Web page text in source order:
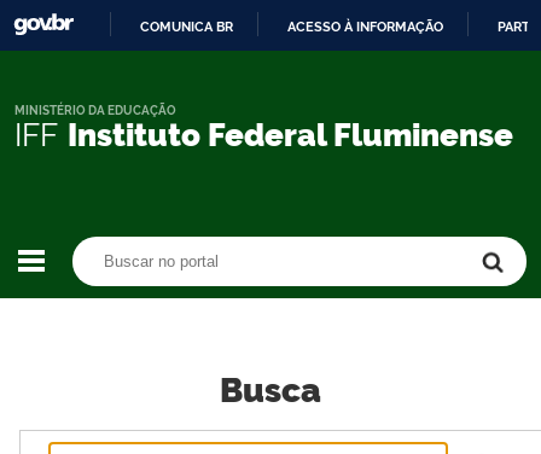
CONTEÚDO
COMUNICA BR ACESSO À INFORMAÇÃO
IFF Instituto Federal Fluminense
MINISTÉRIO DA EDUCAÇÃO
Busca